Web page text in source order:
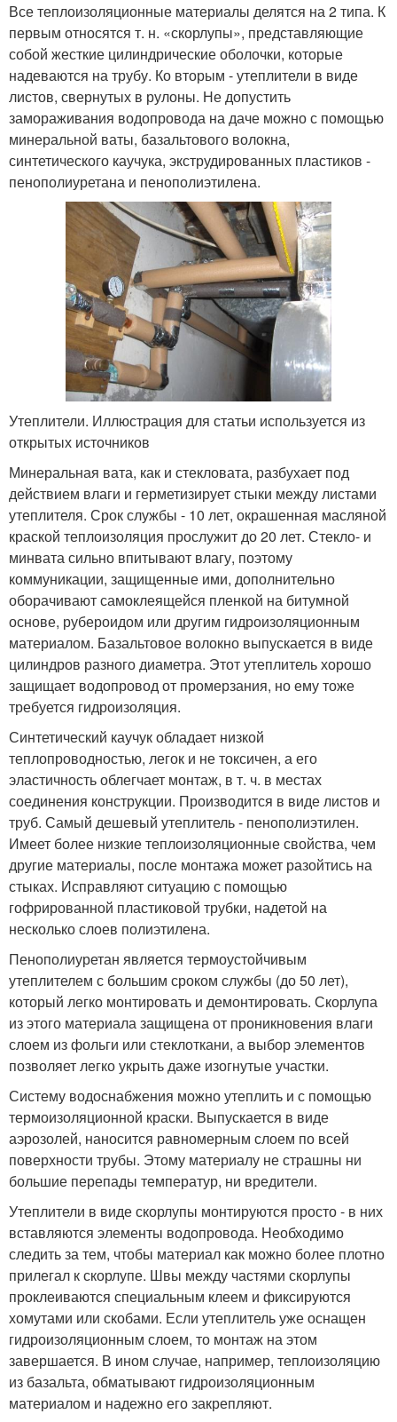
Все теплоизоляционные материалы делятся на 2 типа. К
первым относятся т. н. «скорлупы», представляющие
собой жесткие цилиндрические оболочки, которые
надеваются на трубу. Ко вторым - утеплители в виде
листов, свернутых в рулоны. Не допустить
замораживания водопровода на даче можно с помощью
минеральной ваты, базальтового волокна,
синтетического каучука, экструдированных пластиков -
пенополиуретана и пенополиэтилена.
Утеплители. Иллюстрация для статьи используется из
открытых источников
Минеральная вата, как и стекловата, разбухает под
действием влаги и герметизирует стыки между листами
утеплителя. Срок службы - 10 лет, окрашенная масляной
краской теплоизоляция прослужит до 20 лет. Стекло- и
минвата сильно впитывают влагу, поэтому
коммуникации, защищенные ими, дополнительно
оборачивают самоклеящейся пленкой на битумной
основе, рубероидом или другим гидроизоляционным
материалом. Базальтовое волокно выпускается в виде
цилиндров разного диаметра. Этот утеплитель хорошо
защищает водопровод от промерзания, но ему тоже
требуется гидроизоляция.
Синтетический каучук обладает низкой
теплопроводностью, легок и не токсичен, а его
эластичность облегчает монтаж, в т. ч. в местах
соединения конструкции. Производится в виде листов и
труб. Самый дешевый утеплитель - пенополиэтилен.
Имеет более низкие теплоизоляционные свойства, чем
другие материалы, после монтажа может разойтись на
стыках. Исправляют ситуацию с помощью
гофрированной пластиковой трубки, надетой на
несколько слоев полиэтилена.
Пенополиуретан является термоустойчивым
утеплителем с большим сроком службы (до 50 лет),
который легко монтировать и демонтировать. Скорлупа
из этого материала защищена от проникновения влаги
слоем из фольги или стеклоткани, а выбор элементов
позволяет легко укрыть даже изогнутые участки.
Систему водоснабжения можно утеплить и с помощью
термоизоляционной краски. Выпускается в виде
аэрозолей, наносится равномерным слоем по всей
поверхности трубы. Этому материалу не страшны ни
большие перепады температур, ни вредители.
Утеплители в виде скорлупы монтируются просто - в них
вставляются элементы водопровода. Необходимо
следить за тем, чтобы материал как можно более плотно
прилегал к скорлупе. Швы между частями скорлупы
проклеиваются специальным клеем и фиксируются
хомутами или скобами. Если утеплитель уже оснащен
гидроизоляционным слоем, то монтаж на этом
завершается. В ином случае, например, теплоизоляцию
из базальта, обматывают гидроизоляционным
материалом и надежно его закрепляют.